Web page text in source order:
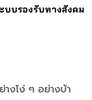
บบรองรับทางสังคม
างโง่ ๆ อย่างบ้า